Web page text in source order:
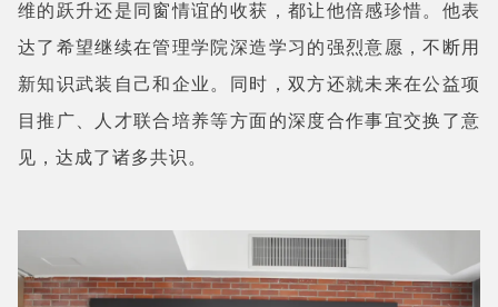
维的跃升还是同窗情谊的收获，都让他倍感珍惜。他表
达了希望继续在管理学院深造学习的强烈意愿，不断用
新知识武装自己和企业。同时，双方还就未来在公益项
目推广、人才联合培养等方面的深度合作事宜交换了意
见，达成了诸多共识。